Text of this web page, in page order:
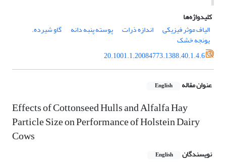
کلیدواژه‌ها
الیاف موثر فیزیکی
اندازه ذرات پوسته پنبه دانه گاو شیرده.
یونجه خشک
20.1001.1.20084773.1388.40.1.4.6
عنوان مقاله English
Effects of Cottonseed Hulls and Alfalfa Hay
Particle Size on Performance of Holstein Dairy
Cows
نویسندگان English